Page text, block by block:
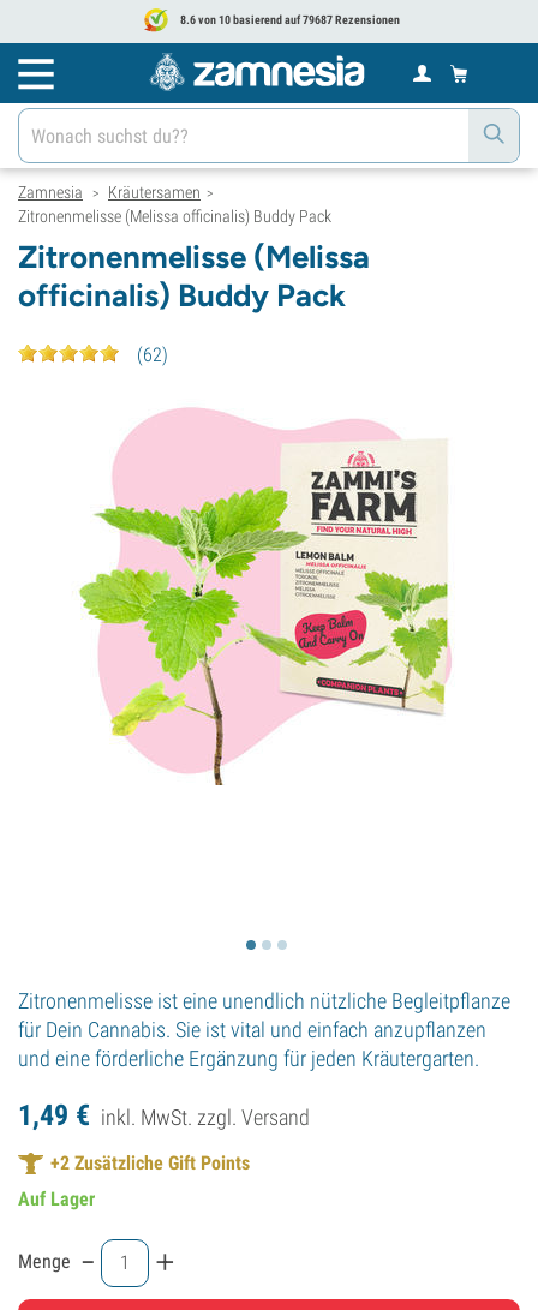
8.6 von 10 basierend auf 79687 Rezensionen
Zamnesia > Kräutersamen >
Zitronenmelisse (Melissa officinalis) Buddy Pack
Zitronenmelisse (Melissa
officinalis) Buddy Pack
(62)
Zitronenmelisse ist eine unendlich nützliche Begleitpflanze
für Dein Cannabis. Sie ist vital und einfach anzupflanzen
und eine förderliche Ergänzung für jeden Kräutergarten.
1,49 € inkl. MwSt. zzgl. Versand
+2 Zusätzliche Gift Points
Auf Lager
Menge - +